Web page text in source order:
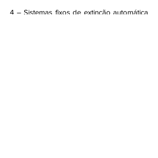
4 – Sistemas fixos de extinção automática